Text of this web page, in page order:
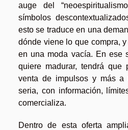
auge del
símbolos
esto se traduce en una
dónde viene lo que compra,
en una moda vacía. En ese
quiere madurar, tendrá que
venta de impulsos y más a
seria, con información,
comercializa.
Dentro de esta oferta